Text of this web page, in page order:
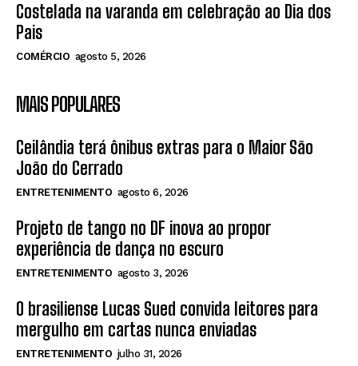
Costelada na varanda em celebração ao Dia dos
Pais
COMÉRCIO agosto 5, 2026
MAIS POPULARES
Ceilândia terá ônibus extras para o Maior São
João do Cerrado
ENTRETENIMENTO agosto 6, 2026
Projeto de tango no DF inova ao propor
experiência de dança no escuro
ENTRETENIMENTO agosto 3, 2026
O brasiliense Lucas Sued convida leitores para
mergulho em cartas nunca enviadas
ENTRETENIMENTO julho 31, 2026